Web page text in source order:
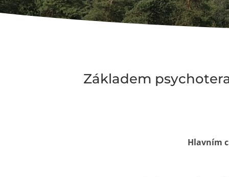
Základem
Hlavním